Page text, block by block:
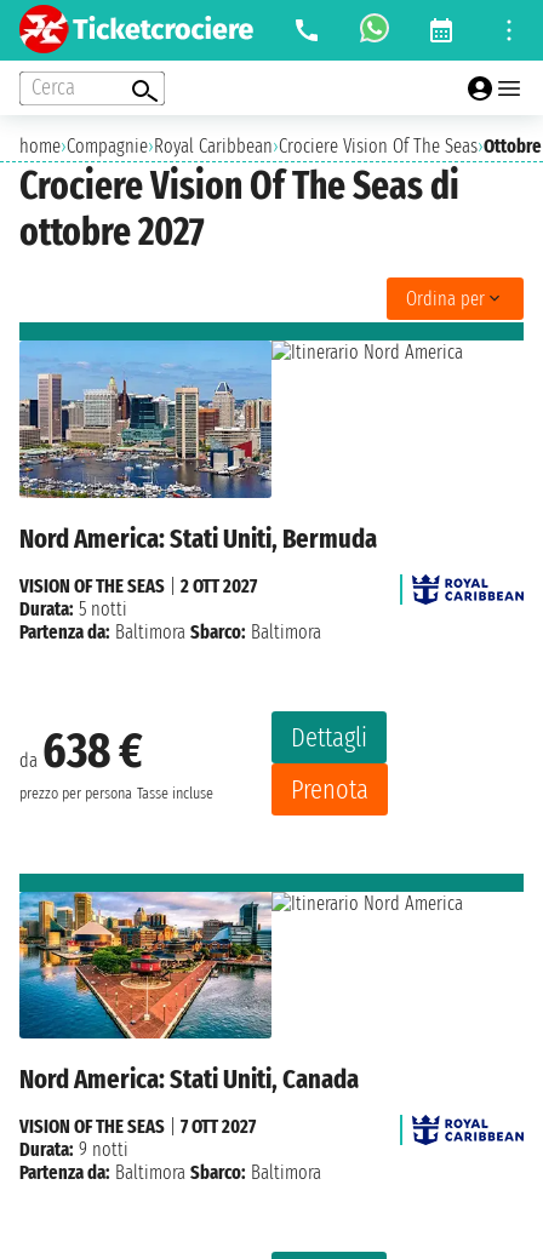
Cerca
home›Compagnie›Royal Caribbean›Crociere Vision Of The Seas›Ottobre
Crociere Vision Of The Seas di
ottobre 2027
Ordina per
Nord America: Stati Uniti, Bermuda
da 638 €
prezzo per persona Tasse incluse
Dettagli
Prenota
VISION OF THE SEAS
2 OTT 2027
Durata: 5 notti
Partenza da: Baltimora Sbarco: Baltimora
Nord America: Stati Uniti, Canada
VISION OF THE SEAS
7 OTT 2027
Durata: 9 notti
Partenza da: Baltimora Sbarco: Baltimora